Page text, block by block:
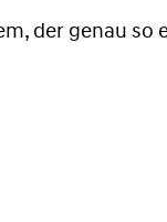
der genau